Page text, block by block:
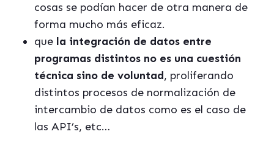
cosas se podían hacer de otra manera de
forma mucho más eficaz.
que la integración de datos entre
programas distintos no es una cuestión
técnica sino de voluntad, proliferando
distintos procesos de normalización de
intercambio de datos como es el caso de
las API’s, etc…